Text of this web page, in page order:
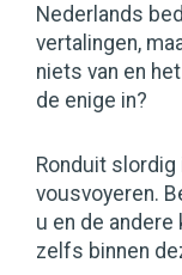
Nederlands
vertalingen,
niets van en
de enige in?
Ronduit
vousvoyeren.
u en de
zelfs binnen